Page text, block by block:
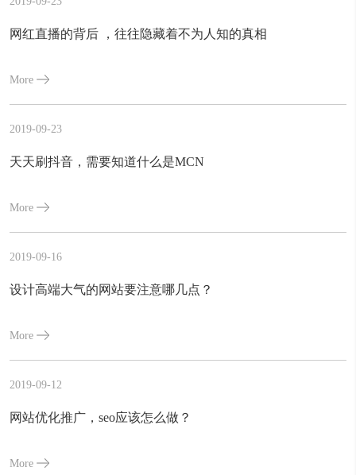
网红直播的背后 ，往往隐藏着不为人知的真相
More
2019-09-23
天天刷抖音，需要知道什么是MCN
More
2019-09-16
设计高端大气的网站要注意哪几点？
More
2019-09-12
网站优化推广，seo应该怎么做？
More